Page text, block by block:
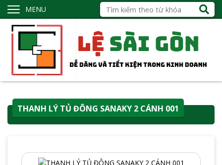
MENU
THANH LÝ TỦ ĐÔNG SANAKY 2 CÁNH 001